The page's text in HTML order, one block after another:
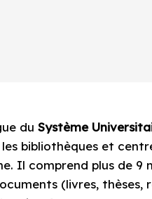
duSystème
bibliothèques et
Il comprend plus de 9
(livres, thèses,